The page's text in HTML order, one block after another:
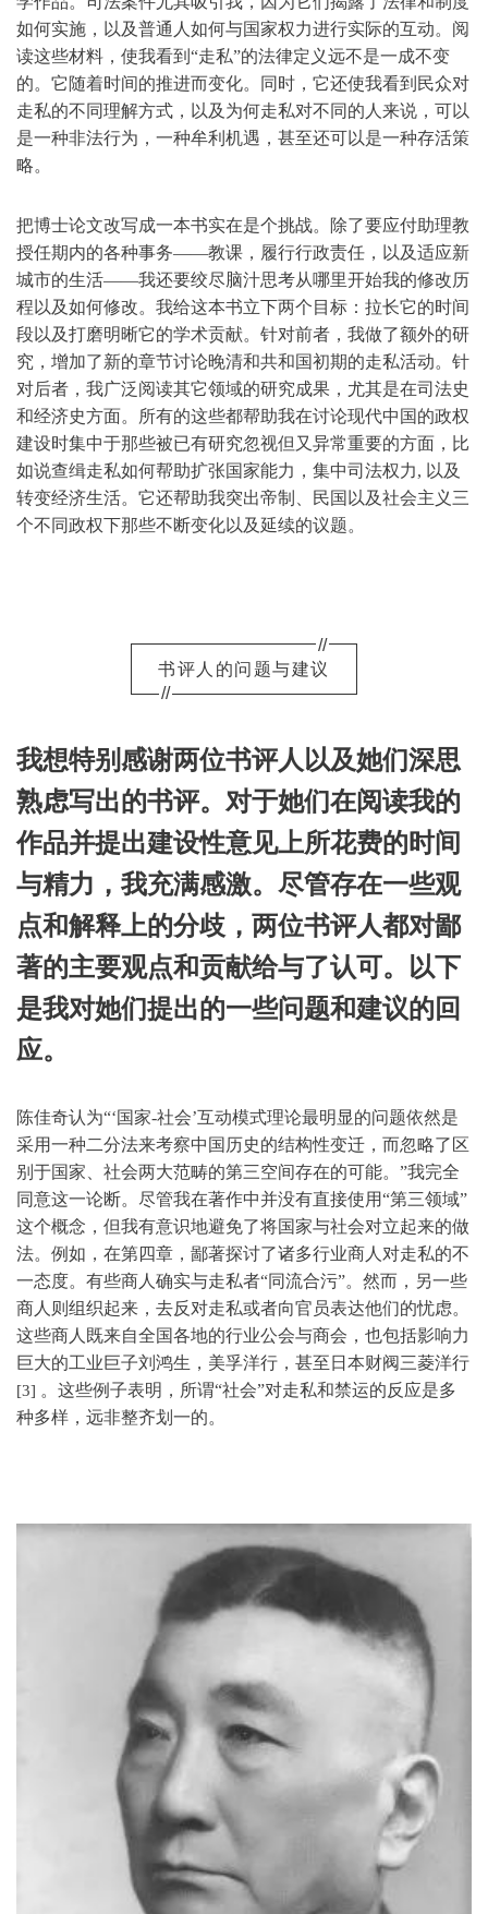
如何实施，以及普通人如何与国家权力进行实际的互动。阅
读这些材料，使我看到“走私”的法律定义远不是一成不变
的。它随着时间的推进而变化。同时，它还使我看到民众对
走私的不同理解方式，以及为何走私对不同的人来说，可以
是一种非法行为，一种牟利机遇，甚至还可以是一种存活策
略。
把博士论文改写成一本书实在是个挑战。除了要应付助理教
授任期内的各种事务——教课，履行行政责任，以及适应新
城市的生活——我还要绞尽脑汁思考从哪里开始我的修改历
程以及如何修改。我给这本书立下两个目标：拉长它的时间
段以及打磨明晰它的学术贡献。针对前者，我做了额外的研
究，增加了新的章节讨论晚清和共和国初期的走私活动。针
对后者，我广泛阅读其它领域的研究成果，尤其是在司法史
和经济史方面。所有的这些都帮助我在讨论现代中国的政权
建设时集中于那些被已有研究忽视但又异常重要的方面，比
如说查缉走私如何帮助扩张国家能力，集中司法权力, 以及
转变经济生活。它还帮助我突出帝制、民国以及社会主义三
个不同政权下那些不断变化以及延续的议题。
//
书评人的问题与建议
//
我想特别感谢两位书评人以及她们深思
熟虑写出的书评。对于她们在阅读我的
作品并提出建设性意见上所花费的时间
与精力，我充满感激。尽管存在一些观
点和解释上的分歧，两位书评人都对鄙
著的主要观点和贡献给与了认可。以下
是我对她们提出的一些问题和建议的回
应。
陈佳奇认为“‘国家-社会’互动模式理论最明显的问题依然是
采用一种二分法来考察中国历史的结构性变迁，而忽略了区
别于国家、社会两大范畴的第三空间存在的可能。”我完全
同意这一论断。尽管我在著作中并没有直接使用“第三领域”
这个概念，但我有意识地避免了将国家与社会对立起来的做
法。例如，在第四章，鄙著探讨了诸多行业商人对走私的不
一态度。有些商人确实与走私者“同流合污”。然而，另一些
商人则组织起来，去反对走私或者向官员表达他们的忧虑。
这些商人既来自全国各地的行业公会与商会，也包括影响力
巨大的工业巨子刘鸿生，美孚洋行，甚至日本财阀三菱洋行
[3] 。这些例子表明，所谓“社会”对走私和禁运的反应是多
种多样，远非整齐划一的。